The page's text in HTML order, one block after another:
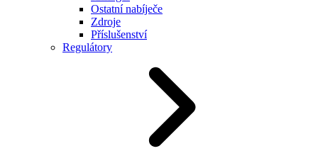
Ostatní nabíječe
Zdroje
Příslušenství
Regulátory